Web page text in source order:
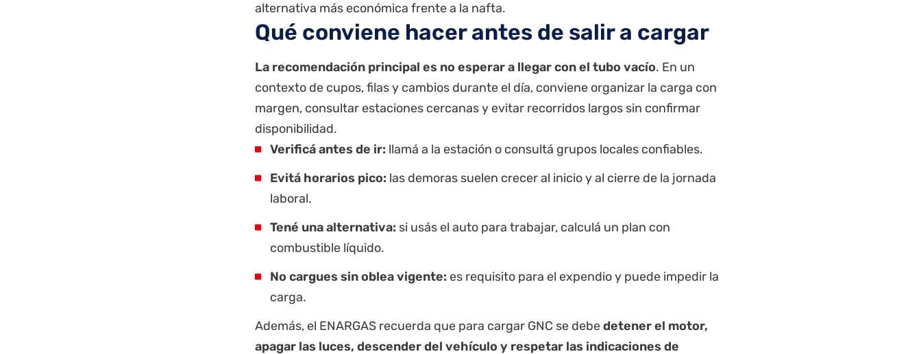
alternativa más económica frente a la nafta.
Qué conviene hacer antes de salir a cargar
La recomendación principal es no esperar a llegar con el tubo vacío. En un
contexto de cupos, filas y cambios durante el día, conviene organizar la carga con
margen, consultar estaciones cercanas y evitar recorridos largos sin confirmar
disponibilidad.
Verificá antes de ir: llamá a la estación o consultá grupos locales confiables.
Evitá horarios pico: las demoras suelen crecer al inicio y al cierre de la jornada
laboral.
Tené una alternativa: si usás el auto para trabajar, calculá un plan con
combustible líquido.
No cargues sin oblea vigente: es requisito para el expendio y puede impedir la
carga.
Además, el ENARGAS recuerda que para cargar GNC se debedetener el motor,
apagar las luces, descender del vehículo y respetar las indicaciones de